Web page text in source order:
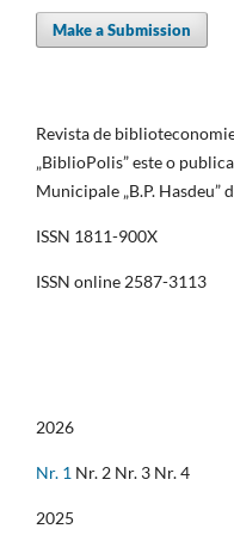
Make a Submission
Revista de
„BiblioPolis” este o
Municipale „B.P. Hasdeu”
ISSN 1811-900X
ISSN online 2587-3113
2026
Nr. 1 Nr. 2 Nr. 3 Nr. 4
2025